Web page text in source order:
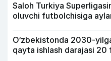
Saloh Turkiya
oluvchi futbolchisiga
O‘zbekistonda 2030-
qayta ishlash darajasi